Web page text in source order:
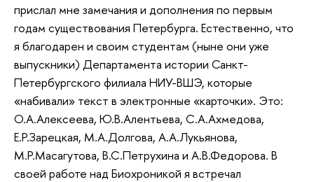
прислал мне замечания и дополнения по первым
годам существования Петербурга. Естественно, что
я благодарен и своим студентам (ныне они уже
выпускники) Департамента истории Санкт-
Петербургского филиала НИУ-ВШЭ, которые
«набивали» текст в электронные «карточки». Это:
О.А.Алексеева, Ю.В.Алентьева, С.А.Ахмедова,
Е.Р.Зарецкая, М.А.Долгова, А.А.Лукьянова,
М.Р.Масагутова, В.С.Петрухина и А.В.Федорова. В
своей работе над Биохроникой я встречал